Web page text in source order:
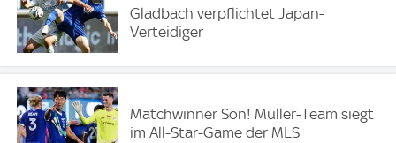
Gladbach verpflichtet Japan-
Verteidiger
Matchwinner Son! Müller-Team siegt
im All-Star-Game der MLS